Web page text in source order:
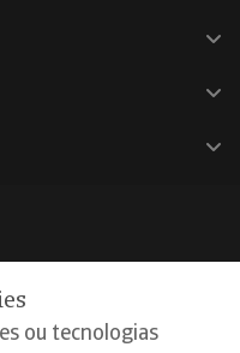
ou tecnologias